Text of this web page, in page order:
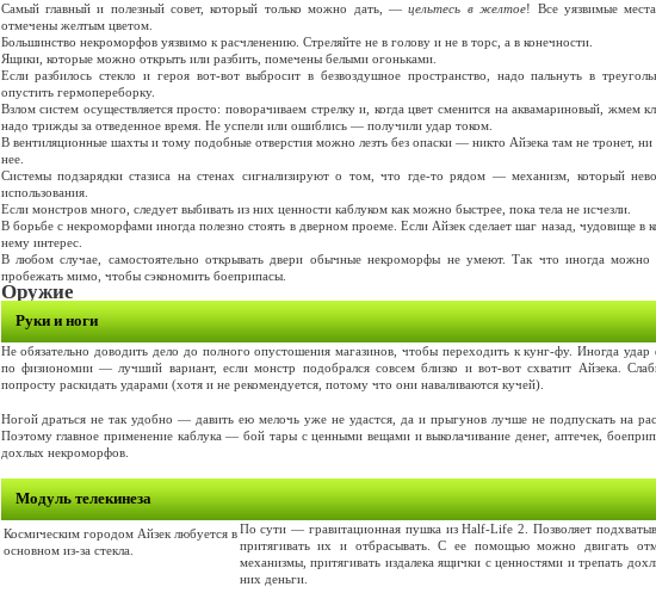
Самый главный и полезный совет, который только можно дать, —цельтесь в желтое! Все уязвимые
отмечены желтым цветом.
Большинство некроморфов уязвимо к расчленению. Стреляйте не в голову и не в торс, а в конечности.
Ящики, которые можно открыть или разбить, помечены белыми огоньками.
Если разбилось стекло и героя вот-вот выбросит в безвоздушное пространство, надо пальнуть в
опустить гермопереборку.
Взлом систем осуществляется просто: поворачиваем стрелку и, когда цвет сменится на аквамариновый, жмем
надо трижды за отведенное время. Не успели или ошиблись — получили удар током.
В вентиляционные шахты и тому подобные отверстия можно лезть без опаски — никто Айзека там не тронет,
нее.
Системы подзарядки стазиса на стенах сигнализируют о том, что где-то рядом — механизм, который
использования.
Если монстров много, следует выбивать из них ценности каблуком как можно быстрее, пока тела не исчезли.
В борьбе с некроморфами иногда полезно стоять в дверном проеме. Если Айзек сделает шаг назад, чудовище в
нему интерес.
В любом случае, самостоятельно открывать двери обычные некроморфы не умеют. Так что иногда можно
пробежать мимо, чтобы сэкономить боеприпасы.
Оружие
Руки и ноги
Не обязательно доводить дело до полного опустошения магазинов, чтобы переходить к кунг-фу. Иногда
по физиономии — лучший вариант, если монстр подобрался совсем близко и вот-вот схватит Айзека.
попросту раскидать ударами (хотя и не рекомендуется, потому что они наваливаются кучей).
Ногой драться не так удобно — давить ею мелочь уже не удастся, да и прыгунов лучше не подпускать на
Поэтому главное применение каблука — бой тары с ценными вещами и выколачивание денег, аптечек,
дохлых некроморфов.
Модуль телекинеза
Космическим городом Айзек любуется в
основном из-за стекла.
По сути — гравитационная пушка из Half-Life 2. Позволяет
притягивать их и отбрасывать. С ее помощью можно двигать
механизмы, притягивать издалека ящички с ценностями и трепать
них деньги.